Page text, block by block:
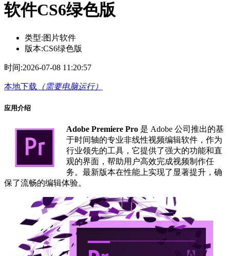
软件CS6绿色版
类型:图片软件
版本:CS6绿色版
时间:2026-07-08 11:20:57
本地下载 （需要电脑运行）
应用介绍
Adobe Premiere Pro 是 Adobe 公司推出的基
于时间轴的专业非线性视频编辑软件，作为
行业领先的工具，它提供了强大的功能和直
观的界面，帮助用户高效完成视频制作任
务。最新版本在性能上实现了显著提升，确
保了流畅的编辑体验。